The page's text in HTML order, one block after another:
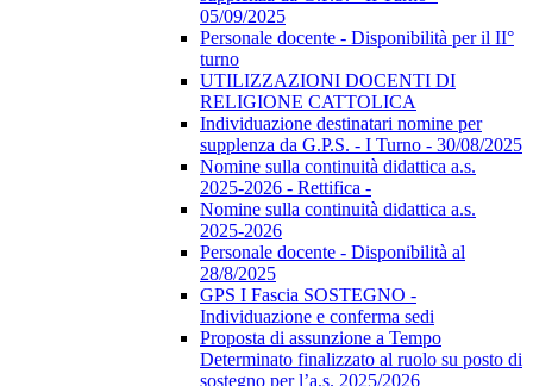
05/09/2025
Personale docente - Disponibilità per il II°
turno
UTILIZZAZIONI DOCENTI DI
RELIGIONE CATTOLICA
Individuazione destinatari nomine per
supplenza da G.P.S. - I Turno - 30/08/2025
Nomine sulla continuità didattica a.s.
2025-2026 - Rettifica -
Nomine sulla continuità didattica a.s.
2025-2026
Personale docente - Disponibilità al
28/8/2025
GPS I Fascia SOSTEGNO -
Individuazione e conferma sedi
Proposta di assunzione a Tempo
Determinato finalizzato al ruolo su posto di
sostegno per l’a.s. 2025/2026